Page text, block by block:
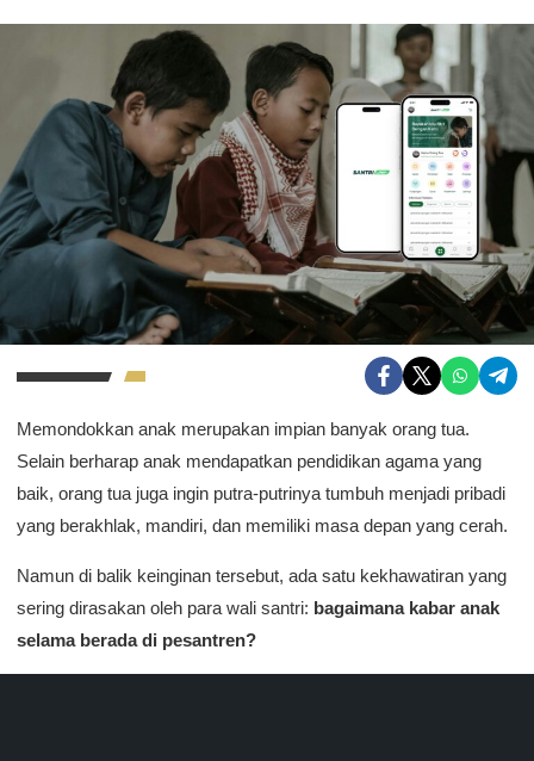
Memondokkan anak merupakan impian banyak orang tua.
Selain berharap anak mendapatkan pendidikan agama yang
baik, orang tua juga ingin putra-putrinya tumbuh menjadi pribadi
yang berakhlak, mandiri, dan memiliki masa depan yang cerah.
Namun di balik keinginan tersebut, ada satu kekhawatiran yang
sering dirasakan oleh para wali santri: bagaimana kabar anak
selama berada di pesantren?